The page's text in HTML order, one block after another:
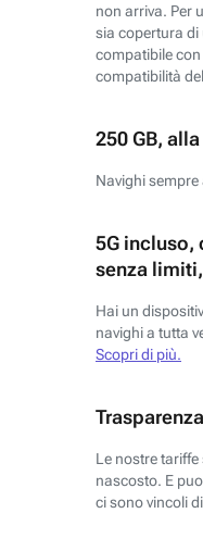
non arriva. Per
sia copertura di
compatibile con
compatibilità
250 GB,
Navighi
5G incluso,
senza
Hai un
navighi a tutta
Scopri di più.
Le nostre
nascosto. E
ci sono vincoli